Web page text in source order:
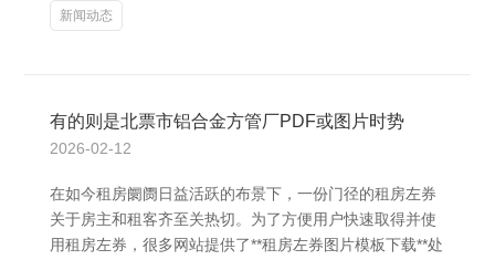
新闻动态
有的则是北票市铝合金方管厂PDF或图片时势
2026-02-12
在如今租房阛阓日益活跃的布景下，一份门径的租房左券
关于房主和租客齐至关热切。为了方便用户快速取得并使
用租房左券，很多网站提供了**租房左券图片模板下载**处